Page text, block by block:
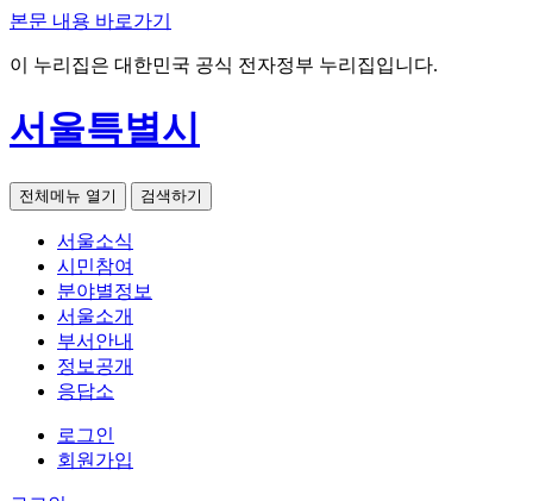
본문 내용 바로가기
이 누리집은 대한민국 공식 전자정부 누리집입니다.
서울특별시
전체메뉴 열기 검색하기
서울소식
시민참여
분야별정보
서울소개
부서안내
정보공개
응답소
로그인
회원가입